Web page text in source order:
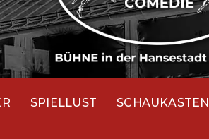
SPIELLUST SCHAUKASTEN